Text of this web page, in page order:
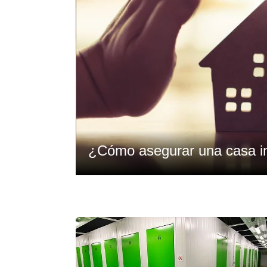
¿Cómo asegurar una casa